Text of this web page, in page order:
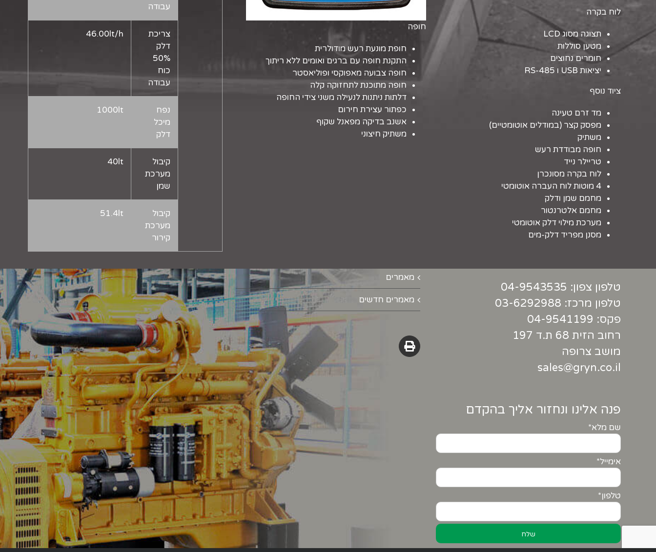
לוח בקרה
תצוגה מסוג LCD
מטען סוללות
חומרים נחוצים
יציאות USB ו RS-485
ציוד נוסף
מד זרם טעינה
מפסק קצר (במודלים אוטומטיים)
משתיק
חופה מבודדת רעש
טריילר נייד
לוח בקרה מסונכרן
4 מוטות לוח העברה אוטומטי
מחמם שמן ודלק
מחמם אלטרנטור
מערכת מילוי דלק אוטומטי
מסנן מפריד דלק-מים
חופה
חופת מונעת רעש מודולרית
התקנת חופה עם ברגים ואומים ללא ריתוך
חופה צבועה מאפוקסי ופוליאסטר
חופה מתוכנת לתחזוקה קלה
דלתות ניתנות לנעילה משני צידי החופה
כפתור עצירת חירום
אשנב בדיקה מפאנל שקוף
משתיק חיצוני
עבודה
צריכת
דלק
50%
כוח
עבודה
46.00lt/h
נפח
מיכל
דלק
1000lt
קיבול
מערכת
שמן
40lt
קיבול
מערכת
קירור
51.4lt
טלפון צפון: 04-9543535
טלפון מרכז: 03-6292988
פקס: 04-9541199
רחוב הזית 68 ת.ד 197
מושב צרופה
sales@gryn.co.il
פנה אלינו ונחזור אליך בהקדם
שם מלא*
אימייל*
טלפון*
מאמרים
מאמרים חדשים